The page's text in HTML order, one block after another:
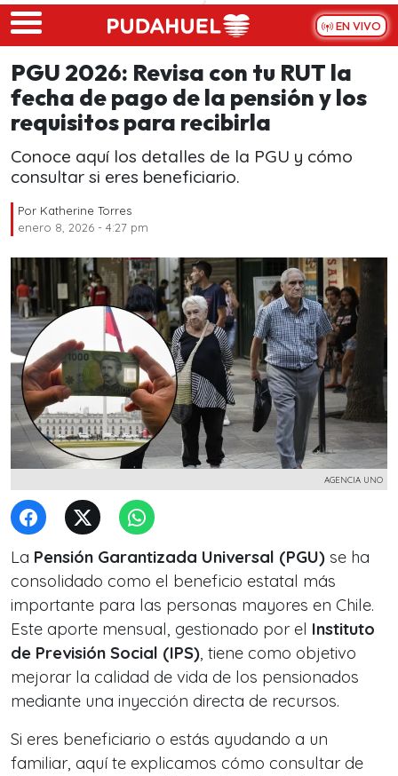
Skip to main content
EN VIVO
PGU 2026: Revisa con tu RUT la
fecha de pago de la pensión y los
requisitos para recibirla
Conoce aquí los detalles de la PGU y cómo
consultar si eres beneficiario.
Por Katherine Torres
enero 8, 2026 - 4:27 pm
AGENCIA UNO
La Pensión Garantizada Universal (PGU) se ha
consolidado como el beneficio estatal más
importante para las personas mayores en Chile.
Este aporte mensual, gestionado por el Instituto
de Previsión Social (IPS), tiene como objetivo
mejorar la calidad de vida de los pensionados
mediante una inyección directa de recursos.
Si eres beneficiario o estás ayudando a un
familiar, aquí te explicamos cómo consultar de